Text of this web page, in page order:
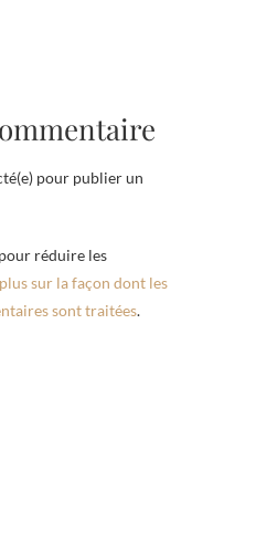
pour publier un
réduire les
sur la façon dont les
sont traitées.